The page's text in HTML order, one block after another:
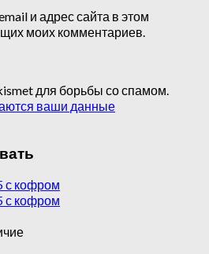
и адрес сайта в этом
моих комментариев.
для борьбы со спамом.
ваши данные